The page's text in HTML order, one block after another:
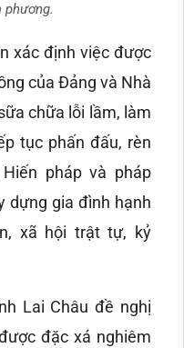
phương.
xác định việc được
của Đảng và Nhà
chữa lỗi lầm, làm
tục phấn đấu, rèn
pháp và pháp
dựng gia đình hạnh
xã hội trật tự, kỷ
Lai Châu đề nghị
đặc xá nghiêm